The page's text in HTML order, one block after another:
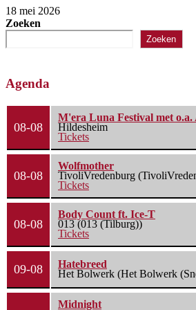
18 mei 2026
Zoeken
Zoeken
Agenda
08-08
M'era Luna Festival met
Hildesheim
Tickets
08-08
Wolfmother
TivoliVredenburg
Tickets
08-08
Body Count ft. Ice-T
013 (013 (Tilburg))
Tickets
09-08
Hatebreed
Het Bolwerk (Het Bolwerk
Midnight